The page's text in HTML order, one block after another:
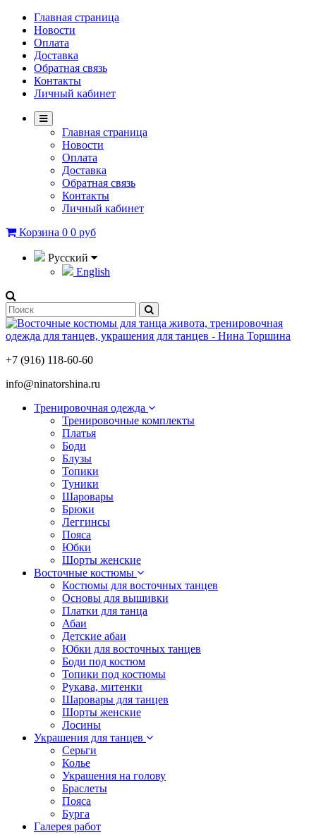
Главная страница
Новости
Оплата
Доставка
Обратная связь
Контакты
Личный кабинет
Главная страница
Новости
Оплата
Доставка
Обратная связь
Контакты
Личный кабинет
Корзина 0 0 руб
Русский
English
+7 (916) 118-60-60
info@ninatorshina.ru
Тренировочная одежда
Тренировочные комплекты
Платья
Боди
Блузы
Топики
Туники
Шаровары
Брюки
Леггинсы
Пояса
Юбки
Шорты женские
Восточные костюмы
Костюмы для восточных танцев
Основы для вышивки
Платки для танца
Абаи
Детские абаи
Юбки для восточных танцев
Боди под костюм
Топики под костюмы
Рукава, митенки
Шаровары для танцев
Шорты женские
Лосины
Украшения для танцев
Серьги
Колье
Украшения на голову
Браслеты
Пояса
Бурга
Галерея работ